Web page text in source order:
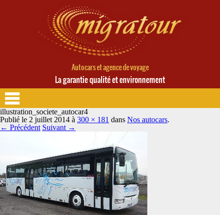
Autocars et agence de voyage
La garantie qualité et environnement
illustration_societe_autocar4
Publié le 2 juillet 2014 à 300 × 181 dans Nos autocars.
← Précédent Suivant →